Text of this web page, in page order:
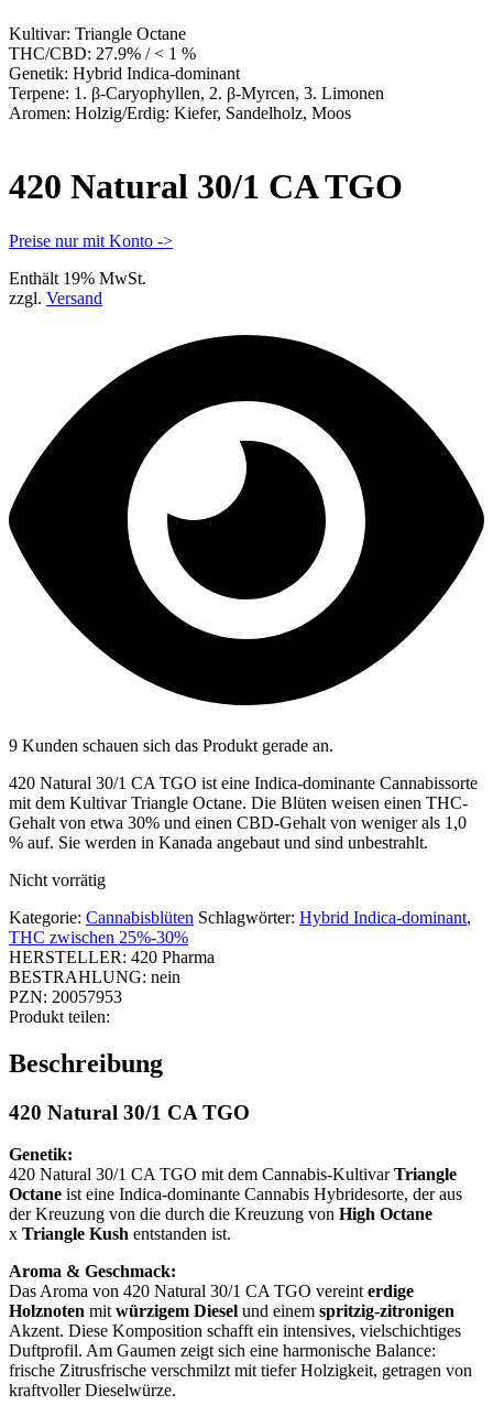
Kultivar: Triangle Octane
THC/CBD: 27.9% / < 1 %
Genetik: Hybrid Indica-dominant
Terpene: 1. β-Caryophyllen, 2. β-Myrcen, 3. Limonen
Aromen: Holzig/Erdig: Kiefer, Sandelholz, Moos
420 Natural 30/1 CA TGO
Preise nur mit Konto ->
Enthält 19% MwSt.
zzgl. Versand
9 Kunden schauen sich das Produkt gerade an.
420 Natural 30/1 CA TGO ist eine Indica-dominante Cannabissorte
mit dem Kultivar Triangle Octane. Die Blüten weisen einen THC-
Gehalt von etwa 30% und einen CBD-Gehalt von weniger als 1,0
% auf. Sie werden in Kanada angebaut und sind unbestrahlt.
Nicht vorrätig
Kategorie: Cannabisblüten Schlagwörter: Hybrid Indica-dominant,
THC zwischen 25%-30%
HERSTELLER: 420 Pharma
BESTRAHLUNG: nein
PZN: 20057953
Produkt teilen:
Beschreibung
420 Natural 30/1 CA TGO
Genetik:
420 Natural 30/1 CA TGO mit dem Cannabis-KultivarTriangle
Octane ist eine Indica-dominante Cannabis Hybridesorte, der aus
der Kreuzung von die durch die Kreuzung von High Octane
x Triangle Kush entstanden ist.
Aroma & Geschmack:
Das Aroma von 420 Natural 30/1 CA TGO vereinterdige
Holznoten mitwürzigem Diesel und einem spritzig-zitronigen
Akzent. Diese Komposition schafft ein intensives, vielschichtiges
Duftprofil. Am Gaumen zeigt sich eine harmonische Balance:
frische Zitrusfrische verschmilzt mit tiefer Holzigkeit, getragen von
kraftvoller Dieselwürze.